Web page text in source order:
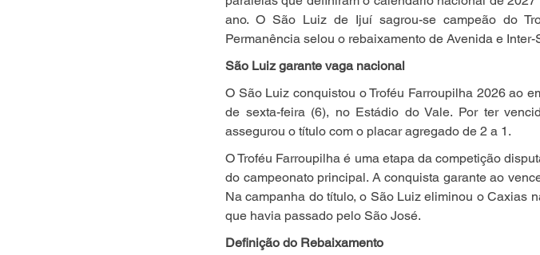
ano. O São Luiz de Ijuí sagrou-se campeão do
Permanência selou o rebaixamento de Avenida e Inter-
São Luiz garante vaga nacional
O São Luiz conquistou o Troféu Farroupilha 2026 ao
de sexta-feira (6), no Estádio do Vale. Por ter
assegurou o título com o placar agregado de 2 a 1.
O Troféu Farroupilha é uma etapa da competição
do campeonato principal. A conquista garante ao
Na campanha do título, o São Luiz eliminou o Caxias
que havia passado pelo São José.
Definição do Rebaixamento